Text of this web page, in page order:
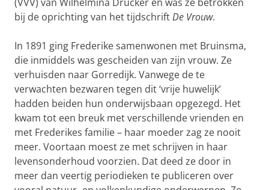
bij de oprichting van het tijdschriftDe Vrouw.
In 1891 ging Frederike samenwonen met Bruinsma,
die inmiddels was gescheiden van zijn vrouw. Ze
verhuisden naar Gorredijk. Vanwege de te
verwachten bezwaren tegen dit ‘vrije huwelijk’
hadden beiden hun onderwijsbaan opgezegd. Het
kwam tot een breuk met verschillende vrienden en
met Frederikes familie – haar moeder zag ze nooit
meer. Voortaan moest ze met schrijven in haar
levensonderhoud voorzien. Dat deed ze door in
meer dan veertig periodieken te publiceren over